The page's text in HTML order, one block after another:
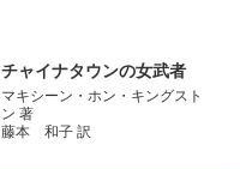
チャイナタウンの女武者
マキシーン・ホン・キングスト
ン 著
藤本 和子 訳